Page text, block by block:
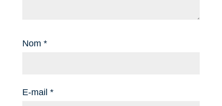
Nom *
E-mail *